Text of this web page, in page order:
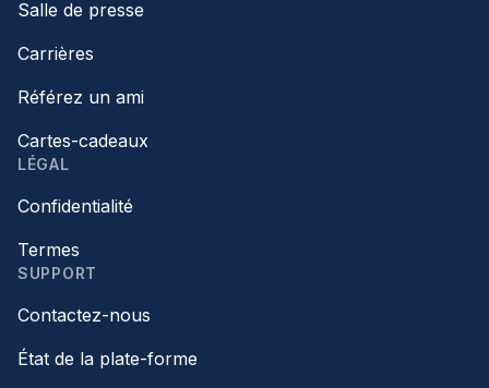
Salle de presse
Carrières
Référez un ami
Cartes-cadeaux
LÉGAL
Confidentialité
Termes
SUPPORT
Contactez-nous
État de la plate-forme